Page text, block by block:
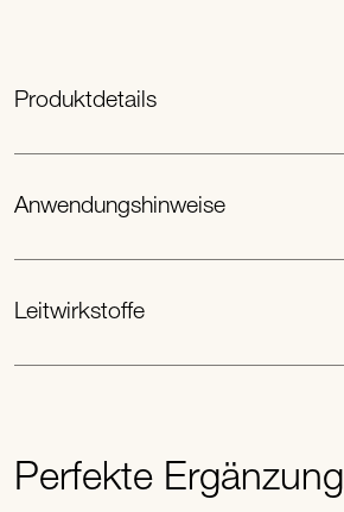
Produktdetails
Anwendungshinweise
Leitwirkstoffe
Perfekte Ergänzung